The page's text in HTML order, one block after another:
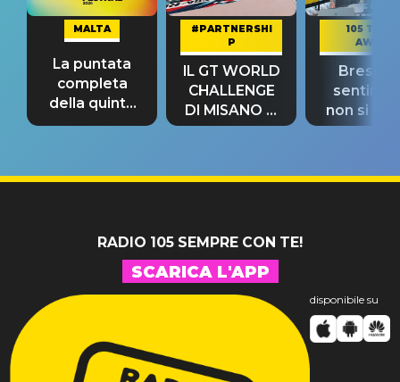
MALTA
La puntata
completa
della quinta
tappa
#PARTNERSHI
P
IL GT WORLD
CHALLENGE
DI MISANO si
riconferma
105 TAKE
AWAY
Bresh:
non si
fino alla
RADIO 105 SEMPRE CON TE!
SCARICA L'APP
disponibile su